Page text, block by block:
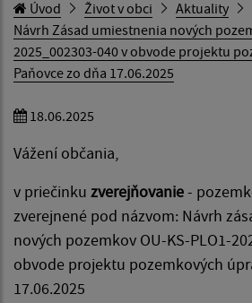
Úvod Život v obci
Aktuality
Návrh Zásad umiestnenia nových
2025_002303-040 v obvode projektu
Paňovce zo dňa 17.06.2025
18.06.2025
Vážení občania,
v priečinku zverejňovanie-
zverejnené pod názvom: Návrh
nových pozemkov OU-KS-PLO1-
obvode projektu pozemkových
17.06.2025